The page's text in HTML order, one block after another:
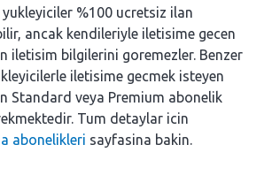
%100 ucretsiz ilan
ancak kendileriyle iletisime gecen
iletisim bilgilerini goremezler. Benzer
iletisime gecmek isteyen
Standard veya Premium abonelik
Tum detaylar icin
abonelikleri sayfasina bakin.